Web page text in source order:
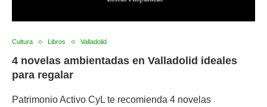
Cultura Libros Valladolid
4 novelas ambientadas en Valladolid ideales
para regalar
Patrimonio Activo CyL te recomienda 4 novelas